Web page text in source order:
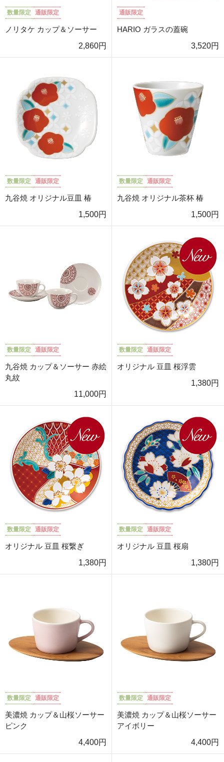
数量限定 通販限定
ノリタケ カップ＆ソーサー
2,860円
通販限定
HARIO ガラスの蓋碗
3,520円
数量限定 通販限定
九谷焼 オリジナル豆皿 椿
1,500円
数量限定 通販限定
九谷焼 オリジナル茶杯 椿
1,500円
数量限定 通販限定
九谷焼 カップ＆ソーサー 赤絵
丸紋
11,000円
数量限定 通販限定
オリジナル 豆皿 桜浮雲
1,380円
数量限定 通販限定
オリジナル 豆皿 桜繋ぎ
1,380円
数量限定 通販限定
オリジナル 豆皿 桜扇
1,380円
数量限定 通販限定
美濃焼 カップ＆山桜ソーサー
ピンク
4,400円
数量限定 通販限定
美濃焼 カップ＆山桜ソーサー
アイボリー
4,400円